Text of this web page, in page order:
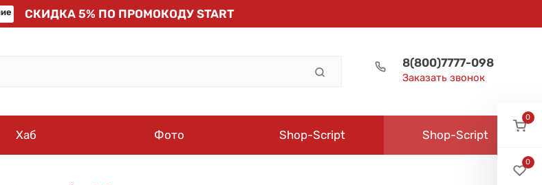
СКИДКА 5% ПО ПРОМОКОДУ START
8(800)7777-098
Заказать звонок
Хаб Фото Shop-Script Shop-Script
0
0